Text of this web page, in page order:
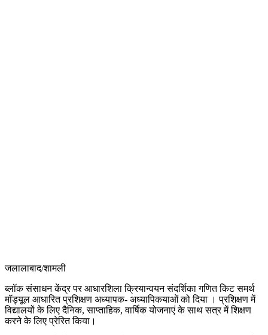
जलालाबाद/शामली
ब्लॉक संसाधन केंद्र पर आधारशिला क्रियान्वयन संदर्शिका गणित किट समर्थ
मॉड्यूल आधारित प्रशिक्षण अध्यापक- अध्यापिकयाओं को दिया । प्रशिक्षण में
विद्यालयों के लिए दैनिक, साप्ताहिक, वार्षिक योजनाएं के साथ सत्र में शिक्षण
करने के लिए प्रेरित किया।